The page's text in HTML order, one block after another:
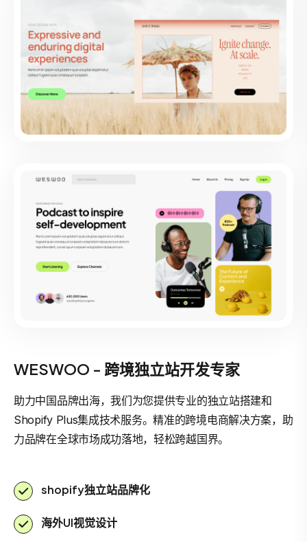
WESWOO - 跨境独立站开发专家
助力中国品牌出海，我们为您提供专业的独立站搭建和
Shopify Plus集成技术服务。精准的跨境电商解决方案，助
力品牌在全球市场成功落地，轻松跨越国界。
shopify独立站品牌化
海外UI视觉设计